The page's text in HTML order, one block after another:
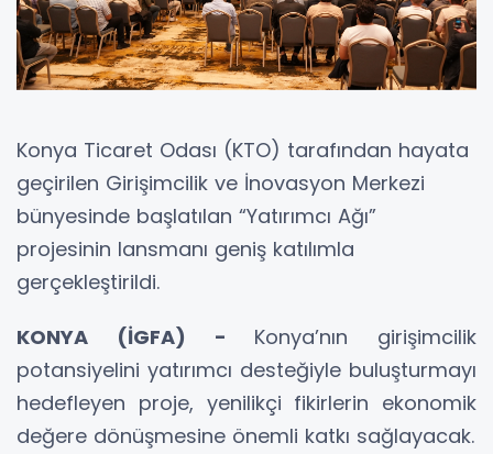
Konya Ticaret Odası (KTO) tarafından hayata
geçirilen Girişimcilik ve İnovasyon Merkezi
bünyesinde başlatılan “Yatırımcı Ağı”
projesinin lansmanı geniş katılımla
gerçekleştirildi.
KONYA (İGFA) - Konya’nın girişimcilik
potansiyelini yatırımcı desteğiyle buluşturmayı
hedefleyen proje, yenilikçi fikirlerin ekonomik
değere dönüşmesine önemli katkı sağlayacak.